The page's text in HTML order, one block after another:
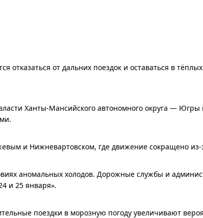
отказаться от дальних поездок и оставаться в
Ханты-Мансийского автономного округа —
и Нижневартовском, где движение сокращено из-
аномальных холодов. Дорожные службы и
и 25 января».
поездки в морозную погоду увеличивают